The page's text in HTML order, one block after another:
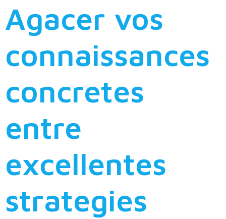
Agacer vos
connaissances
concretes
entre
excellentes
strategies